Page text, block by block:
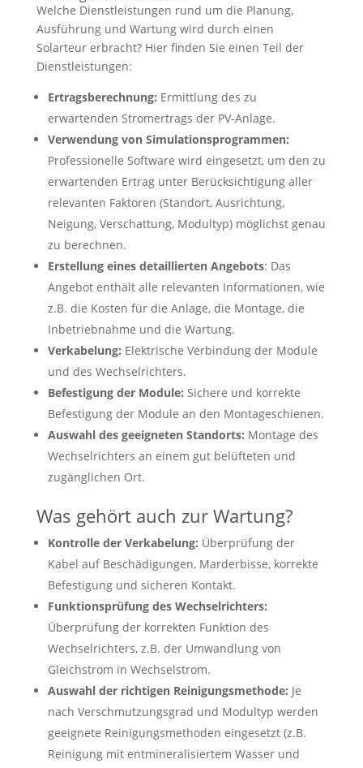
Welche Dienstleistungen rund um die Planung,
Ausführung und Wartung wird durch einen
Solarteur erbracht? Hier finden Sie einen Teil der
Dienstleistungen:
Ertragsberechnung: Ermittlung des zu
erwartenden Stromertrags der PV-Anlage.
Verwendung von Simulationsprogrammen:
Professionelle Software wird eingesetzt, um den zu
erwartenden Ertrag unter Berücksichtigung aller
relevanten Faktoren (Standort, Ausrichtung,
Neigung, Verschattung, Modultyp) möglichst genau
zu berechnen.
Erstellung eines detaillierten Angebots: Das
Angebot enthält alle relevanten Informationen, wie
z.B. die Kosten für die Anlage, die Montage, die
Inbetriebnahme und die Wartung.
Verkabelung: Elektrische Verbindung der Module
und des Wechselrichters.
Befestigung der Module: Sichere und korrekte
Befestigung der Module an den Montageschienen.
Auswahl des geeigneten Standorts: Montage des
Wechselrichters an einem gut belüfteten und
zugänglichen Ort.
Was gehört auch zur Wartung?
Kontrolle der Verkabelung: Überprüfung der
Kabel auf Beschädigungen, Marderbisse, korrekte
Befestigung und sicheren Kontakt.
Funktionsprüfung des Wechselrichters:
Überprüfung der korrekten Funktion des
Wechselrichters, z.B. der Umwandlung von
Gleichstrom in Wechselstrom.
Auswahl der richtigen Reinigungsmethode: Je
nach Verschmutzungsgrad und Modultyp werden
geeignete Reinigungsmethoden eingesetzt (z.B.
Reinigung mit entmineralisiertem Wasser und